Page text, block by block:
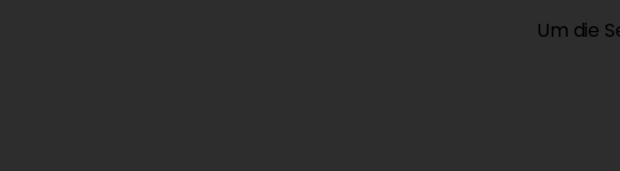
Um die